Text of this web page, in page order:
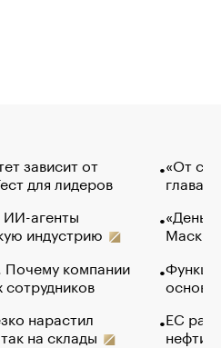
зависит от
для лидеров
ИИ-агенты
индустрию
компании
нарастил
на склады
«От
глава
Маск в
основ
ЕС
нефти